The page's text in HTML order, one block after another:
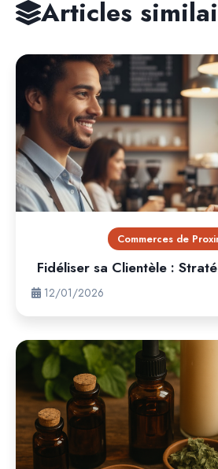
Articles
Commerces de
Fidéliser sa Clientèle :
12/01/2026